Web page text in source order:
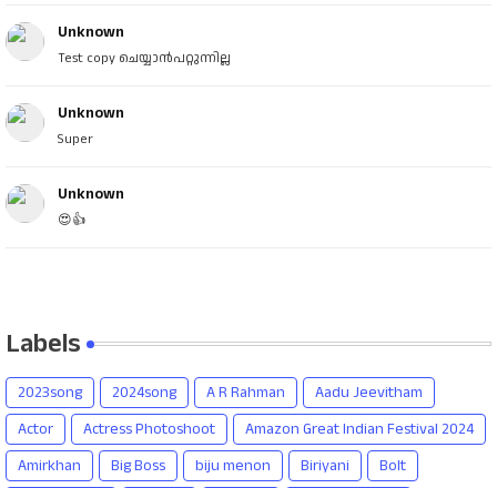
Unknown
Test copy ചെയ്യാൻപറ്റുന്നില്ല
Unknown
Super
Unknown
😍👍
Labels
2023song 2024song A R Rahman
Aadu Jeevitham
Actor
Actress Photoshoot
Amazon Great Indian Festival 2024
Amirkhan
Big Boss biju menon Biriyani
Bolt